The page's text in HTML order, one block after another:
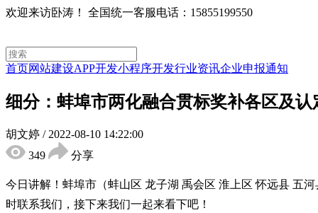
欢迎来访卧涛！ 全国统一客服电话：15855199550
首页网站建设APP开发小程序开发行业资讯企业申报通知
细分：蚌埠市两化融合贯标奖补各区及
胡文婷 / 2022-08-10 14:22:00
349
分享
今日讲解！蚌埠市（蚌山区 龙子湖 禹会区 淮上区 怀远县 五
时联系我们，接下来我们一起来看下吧！